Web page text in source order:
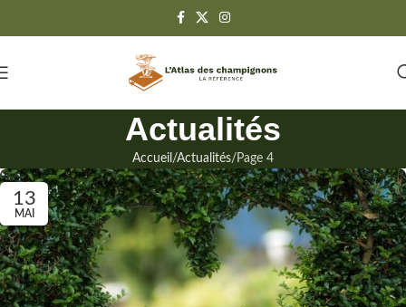
Actualités
Accueil Actualités Page 4
13
MAI